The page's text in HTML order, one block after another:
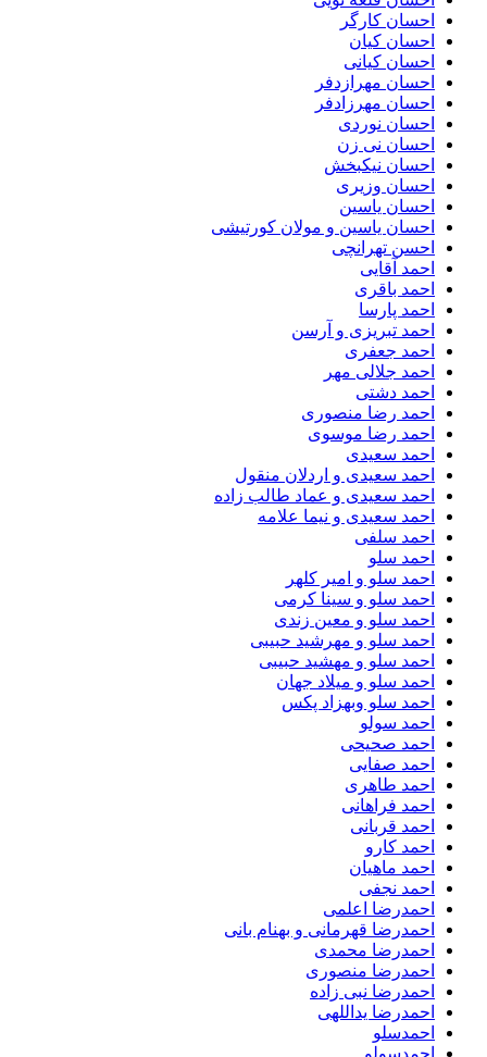
احسان کارگر
احسان کیان
احسان کیانی
احسان مهرازدفر
احسان مهرزادفر
احسان نوردی
احسان نی زن
احسان نیکبخش
احسان وزیری
احسان یاسین
احسان یاسین و مولان کورتیشی
احسن تهرانچی
احمد آقایی
احمد باقری
احمد پارسا
احمد تبریزی و آرسن
احمد جعفری
احمد جلالی مهر
احمد دشتی
احمد رضا منصوری
احمد رضا موسوی
احمد سعیدی
احمد سعیدی و اردلان منقول
احمد سعیدی و عماد طالب زاده
احمد سعیدی و نیما علامه
احمد سلفی
احمد سلو
احمد سلو و امیر کلهر
احمد سلو و سینا کرمی
احمد سلو و معین زندی
احمد سلو و مهرشید حبیبی
احمد سلو و مهشید حبیبی
احمد سلو و میلاد جهان
احمد سلو وبهزاد پکس
احمد سولو
احمد صحیحی
احمد صفایی
احمد طاهری
احمد فراهانی
احمد قربانی
احمد کارو
احمد ماهیان
احمد نجفی
احمدرضا اعلمی
احمدرضا قهرمانی و بهنام بانی
احمدرضا محمدی
احمدرضا منصوری
احمدرضا نبی زاده
احمدرضا یداللهی
احمدسلو
احمدسولو